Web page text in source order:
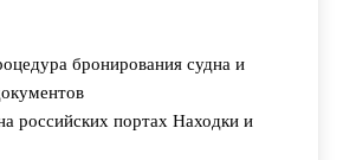
бронирования судна и
российских портах Находки и